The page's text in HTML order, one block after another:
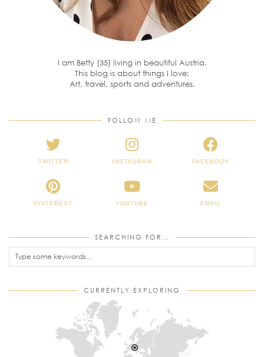
I am Betty (35) living in beautiful Austria.
This blog is about things I love:
Art, travel, sports and adventures.
FOLLOW ME
TWITTER INSTAGRAM FACEBOOK
PINTEREST YOUTUBE EMAIL
SEARCHING FOR…
CURRENTLY EXPLORING